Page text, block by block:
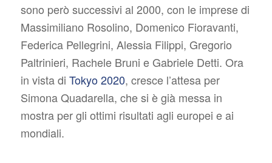
sono però successivi al 2000, con le imprese di
Massimiliano Rosolino, Domenico Fioravanti,
Federica Pellegrini, Alessia Filippi, Gregorio
Paltrinieri, Rachele Bruni e Gabriele Detti. Ora
in vista di Tokyo 2020, cresce l’attesa per
Simona Quadarella, che si è già messa in
mostra per gli ottimi risultati agli europei e ai
mondiali.